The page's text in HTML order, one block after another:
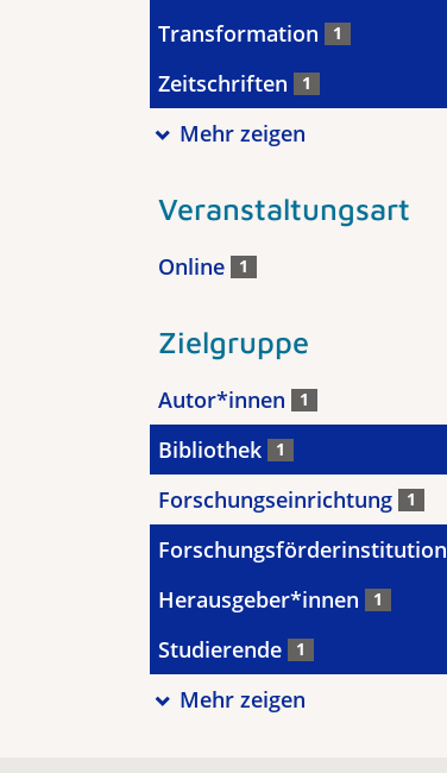
Transformation 1
Zeitschriften 1
Mehr zeigen
Veranstaltungsart
Online 1
Zielgruppe
Autor*innen 1
Bibliothek 1
Forschungseinrichtung 1
Forschungsförderinstitution
Herausgeber*innen 1
Studierende 1
Mehr zeigen